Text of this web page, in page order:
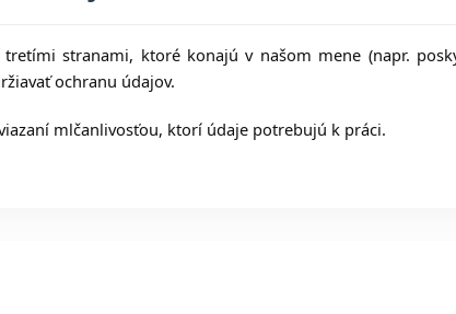
stranami, ktoré konajú v našom mene (napr.
ochranu údajov.
mlčanlivosťou, ktorí údaje potrebujú k práci.